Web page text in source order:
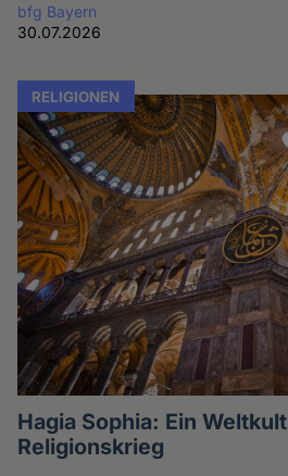
bfg Bayern
30.07.2026
RELIGIONEN
Hagia Sophia: Ein
Religionskrieg